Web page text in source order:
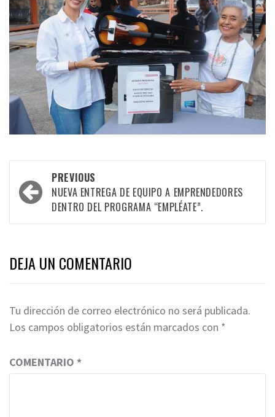
Post
navigation
PREVIOUS
NUEVA ENTREGA DE EQUIPO A EMPRENDEDORES
DENTRO DEL PROGRAMA “EMPLÉATE”.
DEJA UN COMENTARIO
Tu dirección de correo electrónico no será publicada.
Los campos obligatorios están marcados con *
COMENTARIO *